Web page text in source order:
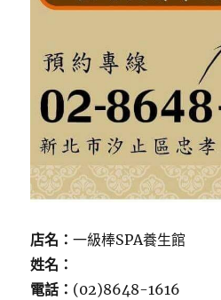
店名：一級棒SPA養生館
姓名：
電話： (02)8648-1616